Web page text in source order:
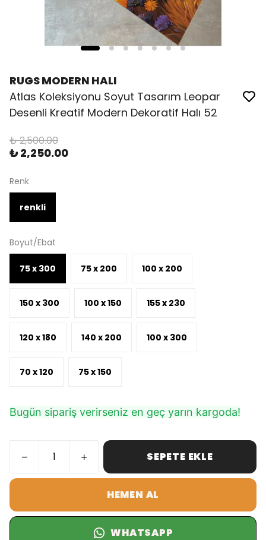
RUGS MODERN HALI
Atlas Koleksiyonu Soyut Tasarım Leopar
Desenli Kreatif Modern Dekoratif Halı 52
₺ 2,500.00
₺ 2,250.00
Renk
renkli
Boyut/Ebat
75 x 300 75 x 200 100 x 200
150 x 300 100 x 150 155 x 230
120 x 180 140 x 200 100 x 300
70 x 120 75 x 150
Bugün sipariş verirseniz en geç yarın kargoda!
SEPETE EKLE
HEMEN AL
WHATSAPP